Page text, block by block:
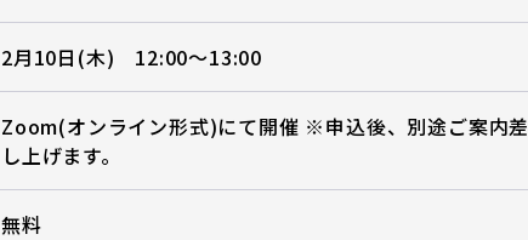
2月10日(木) 12:00〜13:00
Zoom(オンライン形式)にて開催 ※申込後、別途ご案内差
し上げます。
無料